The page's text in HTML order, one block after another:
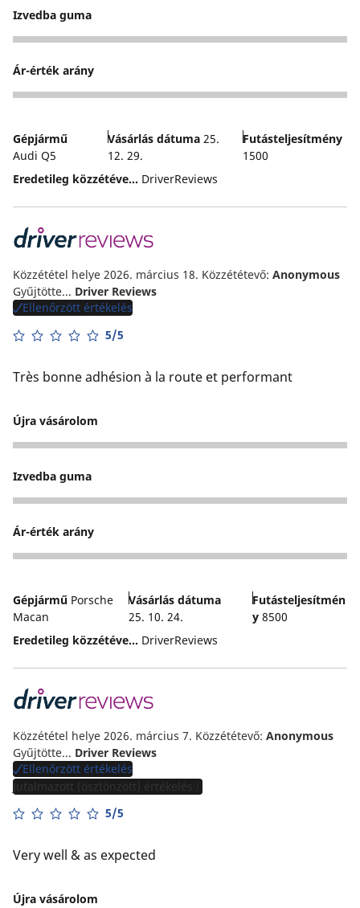
Izvedba guma
5
Ár-érték arány
5
Gépjármű
Audi Q5
Vásárlás dátuma 25.
12. 29.
Futásteljesítmény
1500
Eredetileg közzétéve... DriverReviews
Közzététel helye 2026. március 18. Közzététevő: Anonymous
Gyűjtötte... Driver Reviews
Ellenőrzött értékelés
5/5
Très bonne adhésion à la route et performant
Újra vásárolom
5
Izvedba guma
4
Ár-érték arány
4
Gépjármű Porsche
Macan
Vásárlás dátuma
25. 10. 24.
Futásteljesítmén
y 8500
Eredetileg közzétéve... DriverReviews
Közzététel helye 2026. március 7. Közzététevő: Anonymous
Gyűjtötte... Driver Reviews
Ellenőrzött értékelés
Jutalmazott (ösztönzött) értékelés
5/5
Very well & as expected
Újra vásárolom